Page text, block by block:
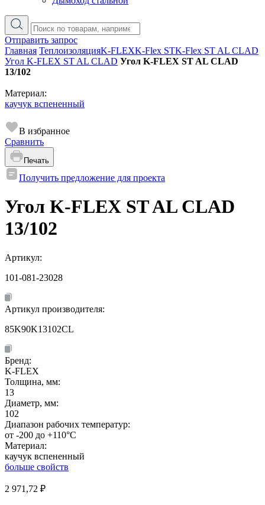
Отправить запрос
Главная ТеплоизоляцияK-FLEXK-Flex STK-Flex ST AL CLAD
Угол K-FLEX ST AL CLAD Угол K-FLEX ST AL CLAD
13/102
Материал:
каучук вспененный
В избранное
Сравнить
Печать
Получить предложение для проекта
Угол K-FLEX ST AL CLAD
13/102
Артикул:
101-081-23028
Артикул производителя:
85K90K13102CL
Бренд:
K-FLEX
Толщина, мм:
13
Диаметр, мм:
102
Диапазон рабочих температур:
от -200 до +110°C
Материал:
каучук вспененный
больше свойств
2 971,72 ₽